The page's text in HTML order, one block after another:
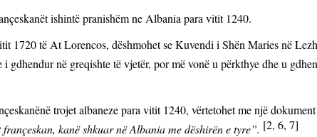
ishintë pranishëm ne Albania para vitit 1240.
1720 të At Lorencos, dëshmohet se Kuvendi i Shën Maries në
në greqishte të vjetër, por më vonë u përkthye dhe u
trojet albaneze para vitit 1240, vërtetohet me një
kanë shkuar në Albania me dëshirën e tyre”. [2, 6, 7]